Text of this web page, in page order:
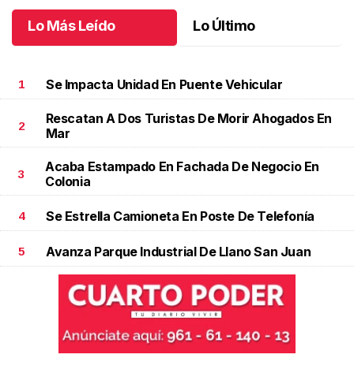
Lo Más Leído Lo Último
1 Se Impacta Unidad En Puente Vehicular
2
Rescatan A Dos Turistas De Morir Ahogados En
Mar
3
Acaba Estampado En Fachada De Negocio En
Colonia
4 Se Estrella Camioneta En Poste De Telefonía
5 Avanza Parque Industrial De Llano San Juan